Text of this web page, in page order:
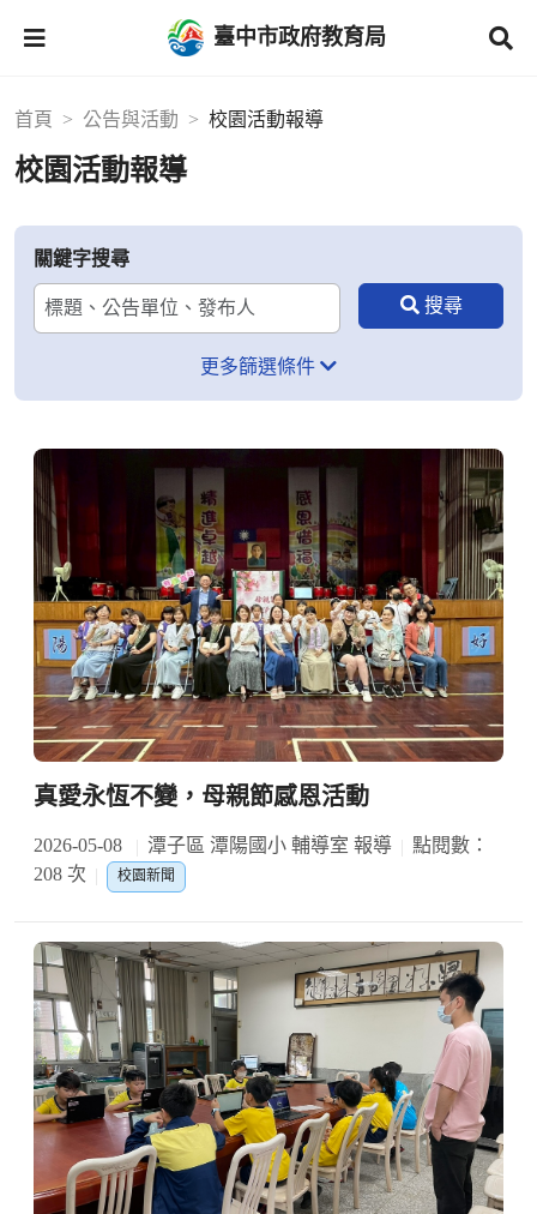
臺中市政府教育局
首頁 公告與活動 校園活動報導
校園活動報導
關鍵字搜尋
更多篩選條件
真愛永恆不變，母親節感恩活動
2026-05-08 潭子區 潭陽國小 輔導室 報導
點閱數：
208 次
校園新聞